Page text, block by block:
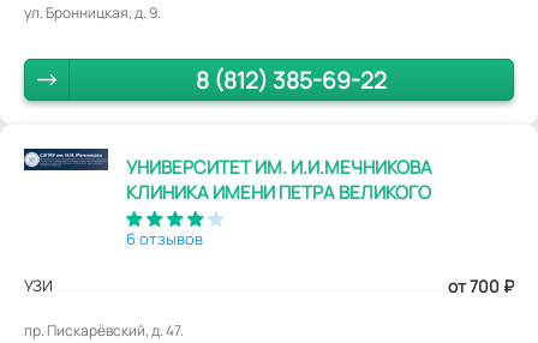
ул. Бронницкая, д. 9.
8 (812) 385-69-22
УНИВЕРСИТЕТ ИМ. И.И.МЕЧНИКОВА
КЛИНИКА ИМЕНИ ПЕТРА ВЕЛИКОГО
6 отзывов
УЗИ от 700 ₽
пр. Пискарёвский, д. 47.